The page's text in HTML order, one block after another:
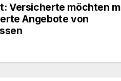
Versicherte möchten
Angebote von